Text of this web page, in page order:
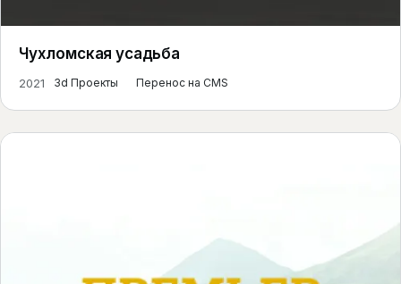
Чухломская усадьба
2021 3d Проекты Перенос на CMS